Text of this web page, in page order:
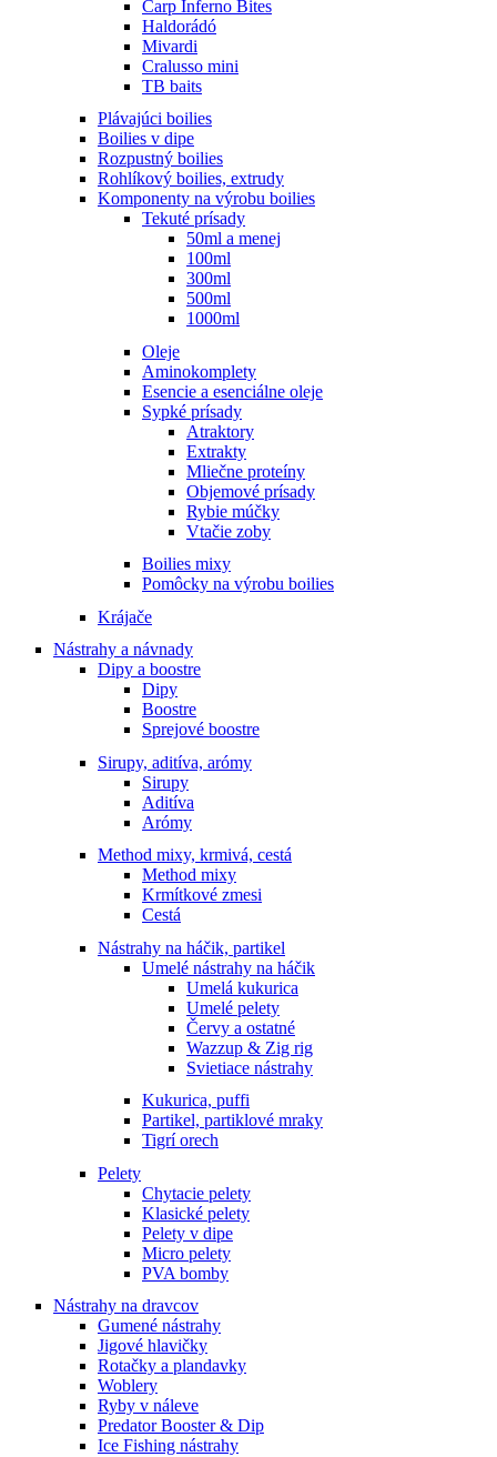
Carp Inferno Bites
Haldorádó
Mivardi
Cralusso mini
TB baits
Plávajúci boilies
Boilies v dipe
Rozpustný boilies
Rohlíkový boilies, extrudy
Komponenty na výrobu boilies
Tekuté prísady
50ml a menej
100ml
300ml
500ml
1000ml
Oleje
Aminokomplety
Esencie a esenciálne oleje
Sypké prísady
Atraktory
Extrakty
Mliečne proteíny
Objemové prísady
Rybie múčky
Vtačie zoby
Boilies mixy
Pomôcky na výrobu boilies
Krájače
Nástrahy a návnady
Dipy a boostre
Dipy
Boostre
Sprejové boostre
Sirupy, aditíva, arómy
Sirupy
Aditíva
Arómy
Method mixy, krmivá, cestá
Method mixy
Krmítkové zmesi
Cestá
Nástrahy na háčik, partikel
Umelé nástrahy na háčik
Umelá kukurica
Umelé pelety
Červy a ostatné
Wazzup & Zig rig
Svietiace nástrahy
Kukurica, puffi
Partikel, partiklové mraky
Tigrí orech
Pelety
Chytacie pelety
Klasické pelety
Pelety v dipe
Micro pelety
PVA bomby
Nástrahy na dravcov
Gumené nástrahy
Jigové hlavičky
Rotačky a plandavky
Woblery
Ryby v náleve
Predator Booster & Dip
Ice Fishing nástrahy